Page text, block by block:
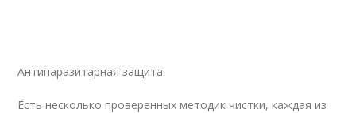
Антипаразитарная защита
Есть несколько проверенных методик чистки, каждая из